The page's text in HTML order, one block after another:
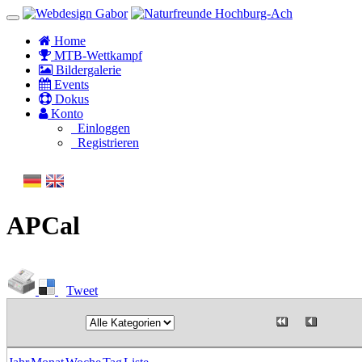
Home
MTB-Wettkampf
Bildergalerie
Events
Dokus
Konto
Einloggen
Registrieren
APCal
Tweet